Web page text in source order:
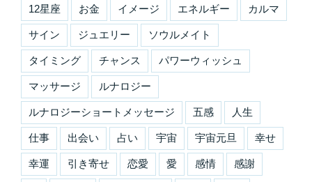
12星座 お金 イメージ エネルギー カルマ
サイン ジュエリー ソウルメイト
タイミング チャンス パワーウィッシュ
マッサージ ルナロジー
ルナロジーショートメッセージ 五感 人生
仕事 出会い 占い 宇宙 宇宙元旦 幸せ
幸運 引き寄せ 恋愛 愛 感情 感謝